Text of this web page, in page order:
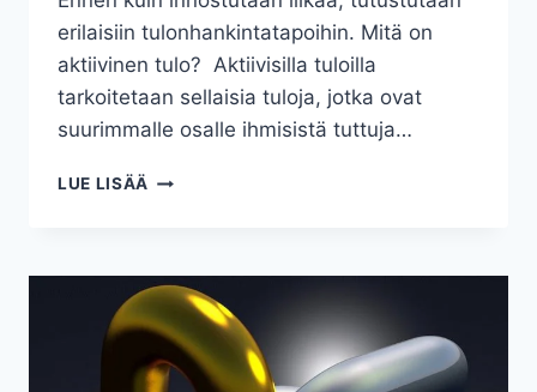
erilaisiin tulonhankintatapoihin. Mitä on
aktiivinen tulo? Aktiivisilla tuloilla
tarkoitetaan sellaisia tuloja, jotka ovat
suurimmalle osalle ihmisistä tuttuja…
LUE LISÄÄ PASSIIVINEN
SITÄ
KANNATTAA
TAVOITELLA?